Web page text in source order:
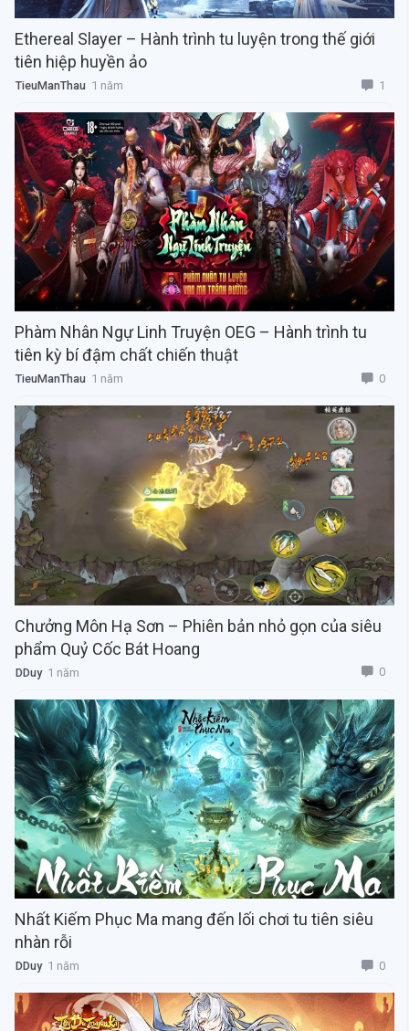
Ethereal Slayer – Hành trình tu luyện trong thế giới
tiên hiệp huyền ảo
TieuManThau 1 năm 1
Phàm Nhân Ngự Linh Truyện OEG – Hành trình tu
tiên kỳ bí đậm chất chiến thuật
TieuManThau 1 năm 0
Chưởng Môn Hạ Sơn – Phiên bản nhỏ gọn của siêu
phẩm Quỷ Cốc Bát Hoang
DDuy1 năm 0
Nhất Kiếm Phục Ma mang đến lối chơi tu tiên siêu
nhàn rỗi
DDuy1 năm 0